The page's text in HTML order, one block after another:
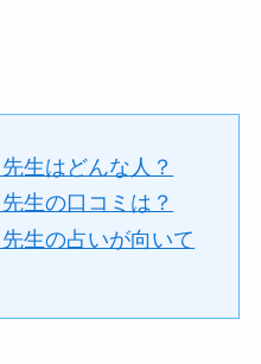
生はどんな人？
生の口コミは？
生の占いが向いて